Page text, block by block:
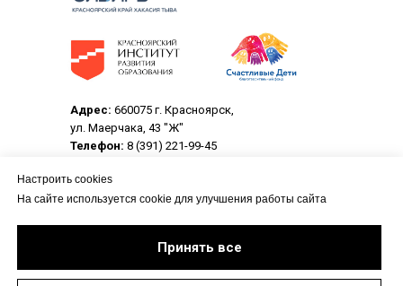
Настроить cookies
На сайте используется cookie для улучшения работы сайта
Принять все
Адрес: 660075 г. Красноярск,
ул. Маерчака, 43 "Ж"
Телефон: 8 (391) 221-99-45
© 2013-2026 Центр развития профессионального
авторского права (в том числе дизайн). Запрещается